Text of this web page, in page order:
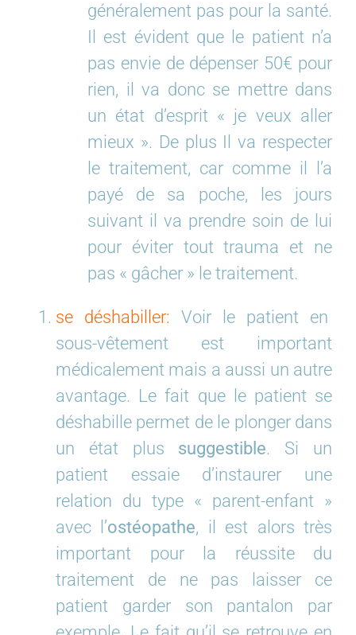
généralement pas pour la santé.
Il est évident que le patient n’a
pas envie de dépenser 50€ pour
rien, il va donc se mettre dans
un état d’esprit « je veux aller
mieux ». De plus Il va respecter
le traitement, car comme il l’a
payé de sa poche, les jours
suivant il va prendre soin de lui
pour éviter tout trauma et ne
pas « gâcher » le traitement.
se déshabiller: Voir le patient en
sous-vêtement est important
médicalement mais a aussi un autre
avantage. Le fait que le patient se
déshabille permet de le plonger dans
un état plus suggestible. Si un
patient essaie d’instaurer une
relation du type « parent-enfant »
avec l’ostéopathe, il est alors très
important pour la réussite du
traitement de ne pas laisser ce
patient garder son pantalon par